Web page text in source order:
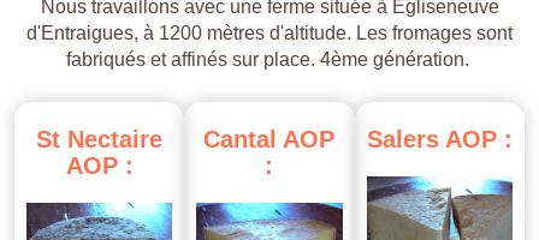
Nous travaillons avec une ferme située à Egliseneuve
d'Entraigues, à 1200 mètres d'altitude. Les fromages sont
fabriqués et affinés sur place. 4ème génération.
St Nectaire
AOP :
Cantal AOP
:
Salers AOP :